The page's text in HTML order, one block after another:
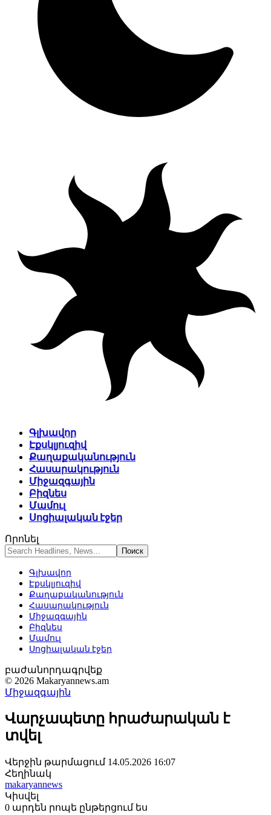
Գլխավոր
Էքսկլյուզիվ
Քաղաքականություն
Հասարակություն
Միջազգային
Բիզնես
Մամուլ
Սոցիալական էջեր
Որոնել
Գլխավոր
Էքսկլյուզիվ
Քաղաքականություն
Հասարակություն
Միջազգային
Բիզնես
Մամուլ
Սոցիալական էջեր
բաժանորդագրվեք
© 2026 Makaryannews.am
Միջազգային
Վարչապետը հրաժարական է
տվել
Վերջին թարմացում 14.05.2026 16:07
Հեղինակ
makaryannews
Կիսվել
0 արդեն րոպե ընթերցում ես